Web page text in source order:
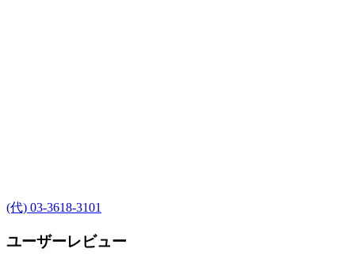
(代) 03-3618-3101
ユーザーレビュー